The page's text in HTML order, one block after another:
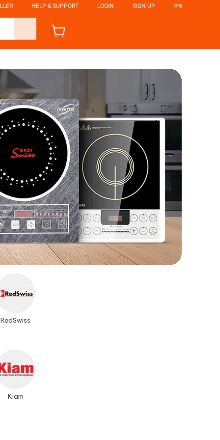
HELP & SUPPORT LOGIN SIGN UP ভাষা
RedSwiss
Kiam